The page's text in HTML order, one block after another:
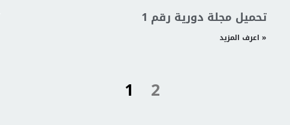
تحميل مجلة دورية رقم 1
اعرف المزيد »
1 2